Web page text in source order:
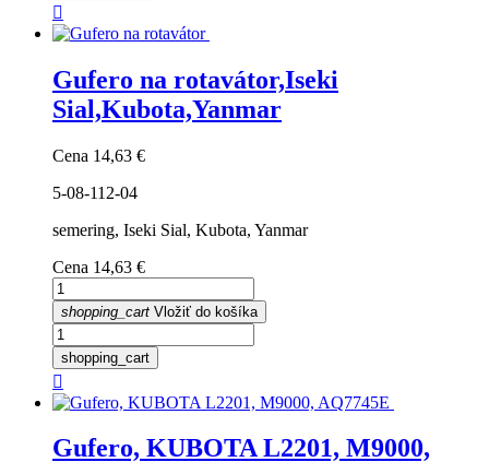

Gufero na rotavátor,Iseki
Sial,Kubota,Yanmar
Cena 14,63 €
5-08-112-04
semering, Iseki Sial, Kubota, Yanmar
Cena 14,63 €
shopping_cart Vložiť do košíka
shopping_cart

Gufero, KUBOTA L2201, M9000,